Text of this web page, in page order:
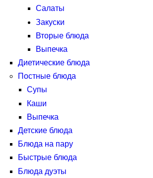
Салаты
Закуски
Вторые блюда
Выпечка
Диетические блюда
Постные блюда
Супы
Каши
Выпечка
Детские блюда
Блюда на пару
Быстрые блюда
Блюда дуэты